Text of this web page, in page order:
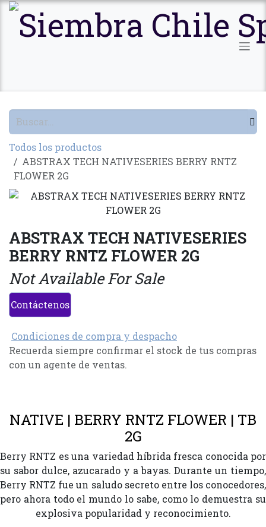
Ir al contenido
Todos los productos
ABSTRAX TECH NATIVESERIES BERRY RNTZ
FLOWER 2G
ABSTRAX TECH NATIVESERIES
BERRY RNTZ FLOWER 2G
Not Available For Sale
Contáctenos
Condiciones de compra y despacho
Recuerda siempre confirmar el stock de tus compras
con un agente de ventas.
NATIVE | BERRY RNTZ FLOWER | TB
2G
Berry RNTZ es una variedad híbrida fresca conocida por
su sabor dulce, azucarado y a bayas. Durante un tiempo,
Berry RNTZ fue un saludo secreto entre los conocedores,
pero ahora todo el mundo lo sabe, como lo demuestra su
explosiva popularidad y reconocimiento.